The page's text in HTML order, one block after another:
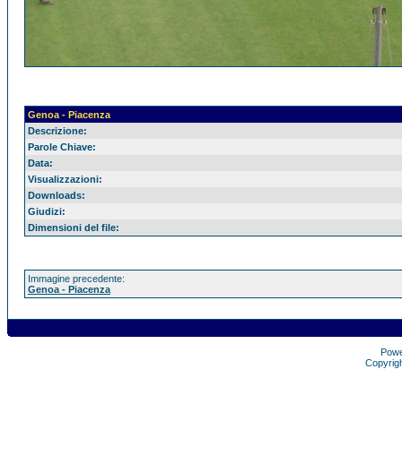
Genoa - Piacenza
Descrizione:
Parole Chiave:
Data:
Visualizzazioni:
Downloads:
Giudizi:
Dimensioni del file:
Immagine precedente:
Genoa - Piacenza